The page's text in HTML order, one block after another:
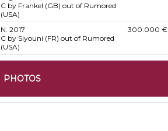
C by Frankel (GB) out of Rumored
(USA)
N. 2017
C by Siyouni (FR) out of Rumored
(USA)
300.000 €
PHOTOS